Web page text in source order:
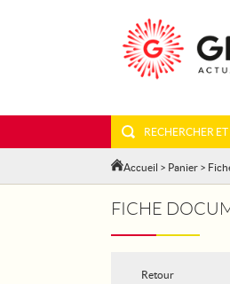
RECHERCHER
Accueil > Panier >
FICHE
Retour